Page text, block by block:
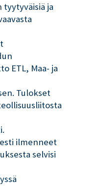
ja
ETL, Maa- ja
Tulokset
ilmenneet
selvisi